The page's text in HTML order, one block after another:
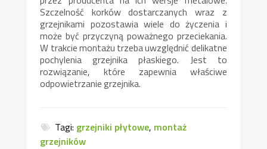
Szczelność korków dostarczanych wraz z
grzejnikami pozostawia wiele do życzenia i
może być przyczyną poważnego przeciekania.
W trakcie montażu trzeba uwzględnić delikatne
pochylenia grzejnika płaskiego. Jest to
rozwiązanie, które zapewnia właściwe
odpowietrzanie grzejnika.
Tagi: grzejniki płytowe, montaż
grzejników